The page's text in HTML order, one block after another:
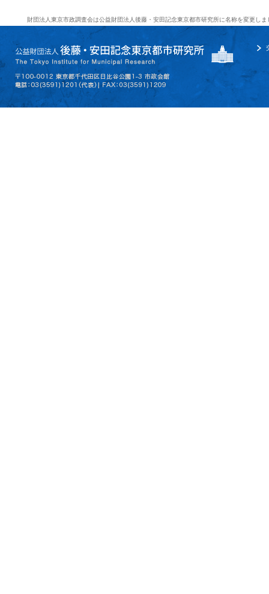
財団法人東京市政調査会は公益財団法人後藤・安田記念東京都市研究所に名称を変更しま